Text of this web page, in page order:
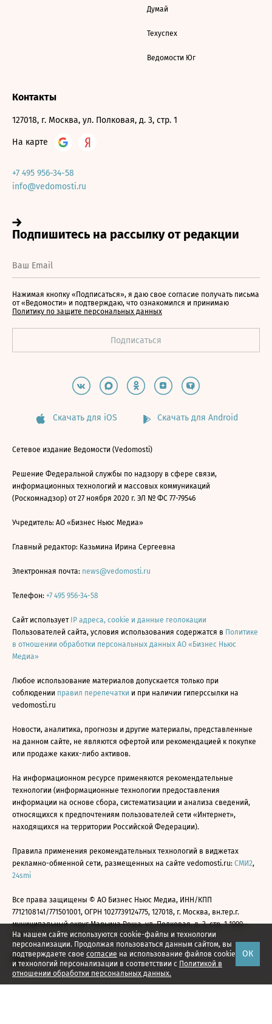
На нашем сайте используются cookie-файлы и технологии
персонализации. Продолжая пользоваться данным сайтом, вы
подтверждаете свое согласие на использование файлов cookie
и технологий персонализации в соответствии с Политикой в
отношении обработки персональных данных.
ОК
Думай
Техуспех
Ведомости Юг
Контакты
127018, г. Москва, ул. Полковая, д. 3, стр. 1
На карте
+7 495 956-34-58
info@vedomosti.ru
Нажимая кнопку «Подписаться», я даю свое согласие получать письма
от «Ведомости» и подтверждаю, что ознакомился и принимаю
Политику по защите персональных данных
Скачать для iOS Скачать для Android
Сетевое издание Ведомости (Vedomosti)
Решение Федеральной службы по надзору в сфере связи,
информационных технологий и массовых коммуникаций
(Роскомнадзор) от 27 ноября 2020 г. ЭЛ № ФС 77-79546
Учредитель: АО «Бизнес Ньюс Медиа»
Главный редактор: Казьмина Ирина Сергеевна
Электронная почта: news@vedomosti.ru
Телефон: +7 495 956-34-58
Сайт использует IP адреса, cookie и данные геолокации
Пользователей сайта, условия использования содержатся в Политике
в отношении обработки персональных данных АО «Бизнес Ньюс
Медиа»
Любое использование материалов допускается только при
соблюдении правил перепечатки и при наличии гиперссылки на
vedomosti.ru
Новости, аналитика, прогнозы и другие материалы, представленные
на данном сайте, не являются офертой или рекомендацией к покупке
или продаже каких-либо активов.
На информационном ресурсе применяются рекомендательные
технологии (информационные технологии предоставления
информации на основе сбора, систематизации и анализа сведений,
относящихся к предпочтениям пользователей сети «Интернет»,
находящихся на территории Российской Федерации).
Правила применения рекомендательных технологий в виджетах
рекламно-обменной сети, размещенных на сайте vedomosti.ru: СМИ2,
24smi
Все права защищены © АО Бизнес Ньюс Медиа, ИНН/КПП
7712108141/771501001, ОГРН 1027739124775, 127018, г. Москва, вн.тер.г.
муниципальный округ Марьина Роща, ул. Полковая, д. 3, стр. 1 1999—
2026